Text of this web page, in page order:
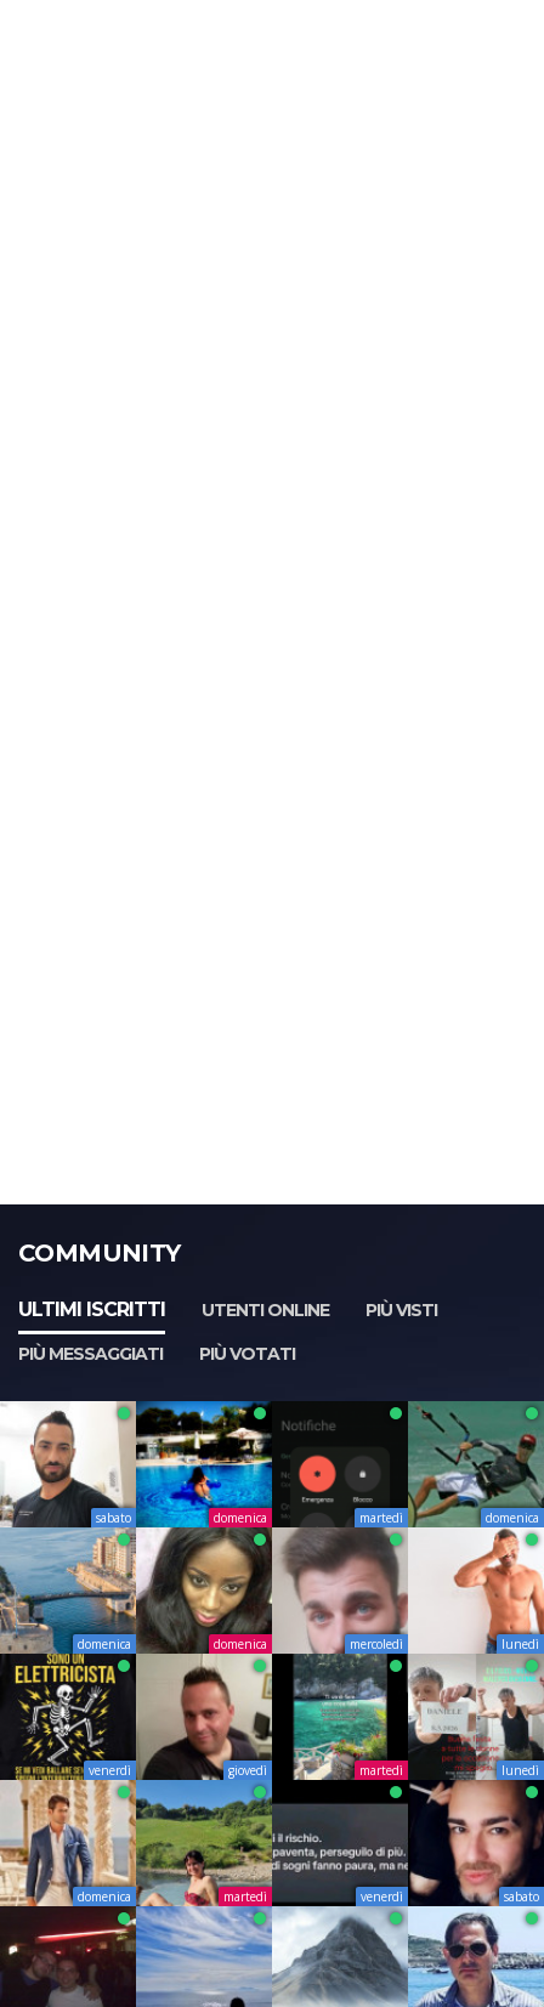
COMMUNITY
ULTIMI ISCRITTI UTENTI ONLINE
PIÙ VISTI
PIÙ MESSAGGIATI
PIÙ VOTATI
sabato domenica martedì domenica
domenica domenica mercoledì lunedì
venerdì giovedì martedì lunedì
domenica martedì venerdì sabato